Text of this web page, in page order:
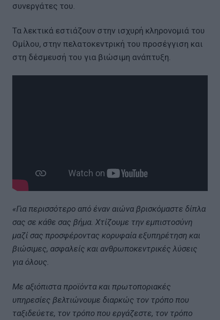
συνεργάτες του.
Τα λεκτικά εστιάζουν στην ισχυρή κληρονομιά του
Ομίλου, στην πελατοκεντρική του προσέγγιση και
στη δέσμευσή του για βιώσιμη ανάπτυξη.
«Για περισσότερο από έναν αιώνα βρισκόμαστε δίπλα
σας σε κάθε σας βήμα. Χτίζουμε την εμπιστοσύνη
μαζί σας προσφέροντας κορυφαία εξυπηρέτηση και
βιώσιμες, ασφαλείς και ανθρωποκεντρικές λύσεις
για όλους.
Με αξιόπιστα προϊόντα και πρωτοποριακές
υπηρεσίες βελτιώνουμε διαρκώς τον τρόπο που
ταξιδεύετε, τον τρόπο που εργάζεστε, τον τρόπο